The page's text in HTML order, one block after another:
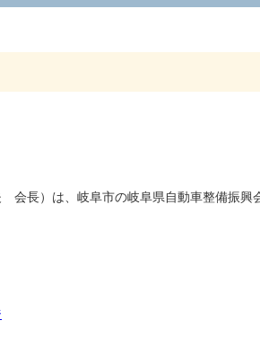
長）は、岐阜市の岐阜県自動車整備振興